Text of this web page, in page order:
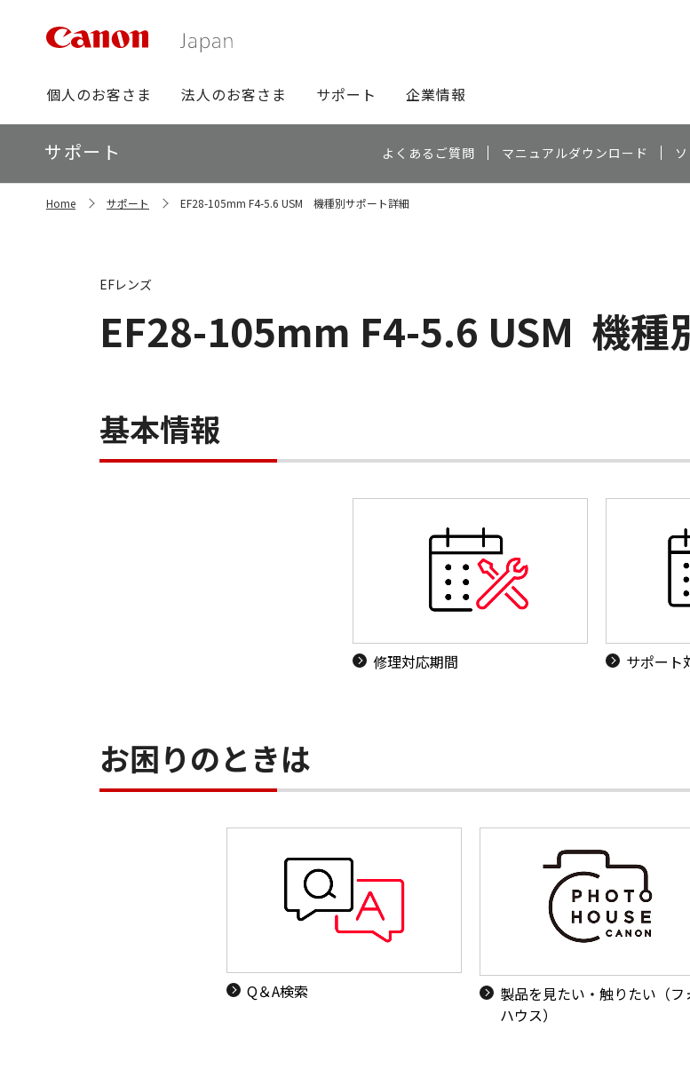
グ
ロ
ー
バ
ビ
個人のお客さま 法人のお客さま サポート 企業情報
ロ
ー
カ
ル
サポート よくあるご質問 マニュアルダウンロード
Home サポート EF28-105mm F4-5.6 USM 機種別サポート詳細
EF28-105mm F4-5.6 USM 機種
EFレンズ
基本情報
修理対応期間 サポート
お困りのときは
Q＆A検索
製品を見たい・触りたい（フ
ハウス）